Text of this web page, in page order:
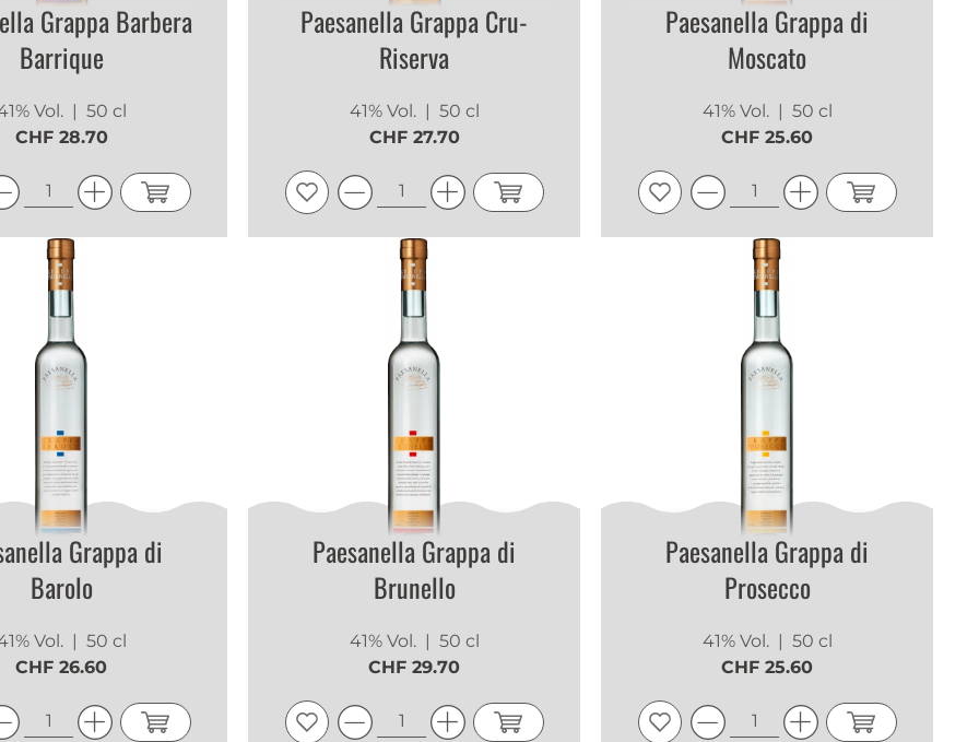
Grappa Barbera
Barrique
Vol. | 50 cl
CHF 28.70
Paesanella Grappa Cru-
Riserva
41% Vol. | 50 cl
CHF 27.70
Paesanella Grappa di
Moscato
41% Vol. | 50 cl
CHF 25.60
Grappa di
Barolo
Vol. | 50 cl
CHF 26.60
Paesanella Grappa di
Brunello
41% Vol. | 50 cl
CHF 29.70
Paesanella Grappa di
Prosecco
41% Vol. | 50 cl
CHF 25.60